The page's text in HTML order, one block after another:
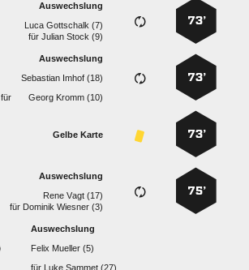
73’
Auswechslung
  
für  
73’
Auswechslung
  
für
  
73’
Gelbe Karte
75’
Auswechslung
  
für   
Auswechslung
  
für   